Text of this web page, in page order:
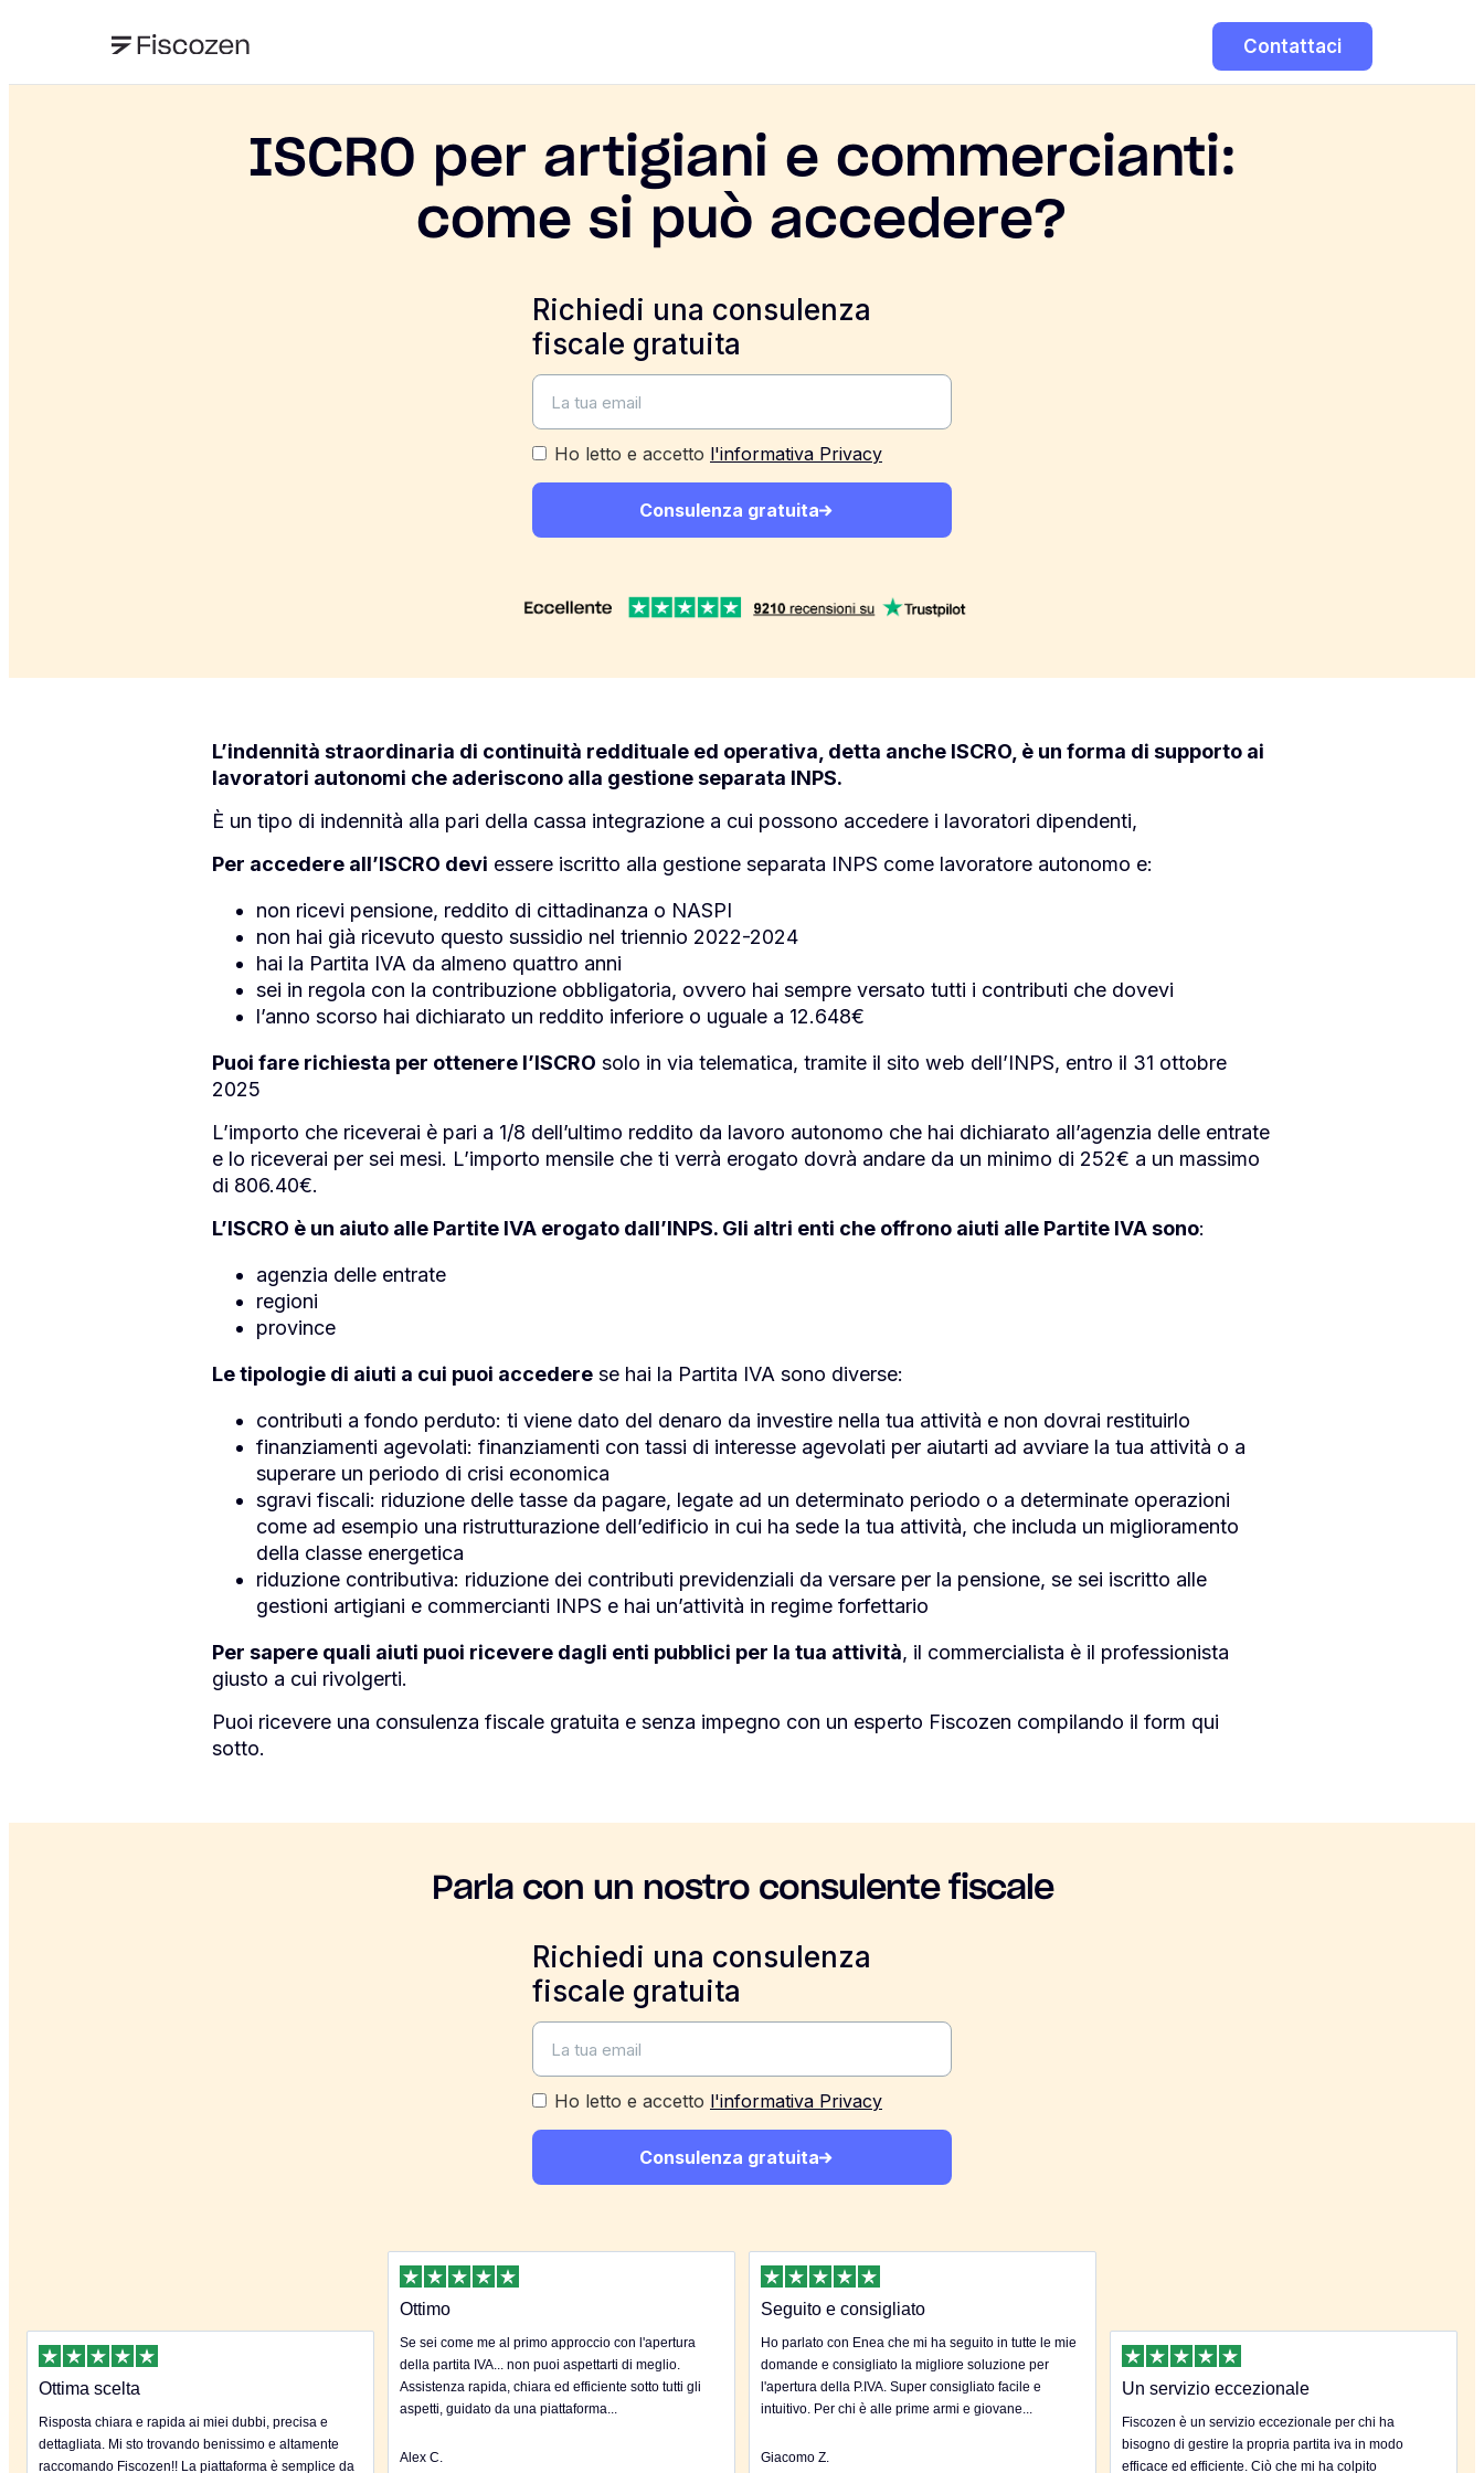
Contattaci
ISCRO per artigiani e commercianti:
come si può accedere?
Richiedi una consulenza
fiscale gratuita
Ho letto e accetto l'informativa Privacy
Consulenza gratuita
L’indennità straordinaria di continuità reddituale ed operativa, detta anche ISCRO, è un forma di supporto ai
lavoratori autonomi che aderiscono alla gestione separata INPS.
È un tipo di indennità alla pari della cassa integrazione a cui possono accedere i lavoratori dipendenti,
Per accedere all’ISCRO devi essere iscritto alla gestione separata INPS come lavoratore autonomo e:
non ricevi pensione, reddito di cittadinanza o NASPI
non hai già ricevuto questo sussidio nel triennio 2022-2024
hai la Partita IVA da almeno quattro anni
sei in regola con la contribuzione obbligatoria, ovvero hai sempre versato tutti i contributi che dovevi
l’anno scorso hai dichiarato un reddito inferiore o uguale a 12.648€
Puoi fare richiesta per ottenere l’ISCRO solo in via telematica, tramite il sito web dell’INPS, entro il 31 ottobre
2025
L’importo che riceverai è pari a 1/8 dell’ultimo reddito da lavoro autonomo che hai dichiarato all’agenzia delle entrate
e lo riceverai per sei mesi. L’importo mensile che ti verrà erogato dovrà andare da un minimo di 252€ a un massimo
di 806.40€.
L’ISCRO è un aiuto alle Partite IVA erogato dall’INPS. Gli altri enti che offrono aiuti alle Partite IVA sono:
agenzia delle entrate
regioni
province
Le tipologie di aiuti a cui puoi accedere se hai la Partita IVA sono diverse:
contributi a fondo perduto: ti viene dato del denaro da investire nella tua attività e non dovrai restituirlo
finanziamenti agevolati: finanziamenti con tassi di interesse agevolati per aiutarti ad avviare la tua attività o a
superare un periodo di crisi economica
sgravi fiscali: riduzione delle tasse da pagare, legate ad un determinato periodo o a determinate operazioni
come ad esempio una ristrutturazione dell’edificio in cui ha sede la tua attività, che includa un miglioramento
della classe energetica
riduzione contributiva: riduzione dei contributi previdenziali da versare per la pensione, se sei iscritto alle
gestioni artigiani e commercianti INPS e hai un’attività in regime forfettario
Per sapere quali aiuti puoi ricevere dagli enti pubblici per la tua attività, il commercialista è il professionista
giusto a cui rivolgerti.
Puoi ricevere una consulenza fiscale gratuita e senza impegno con un esperto Fiscozen compilando il form qui
sotto.
Parla con un nostro consulente fiscale
Richiedi una consulenza
fiscale gratuita
Ho letto e accetto l'informativa Privacy
Consulenza gratuita
Ottima scelta
Risposta chiara e rapida ai miei dubbi, precisa e
dettagliata. Mi sto trovando benissimo e altamente
raccomando Fiscozen!! La piattaforma è semplice da
Ottimo
Se sei come me al primo approccio con l'apertura
della partita IVA... non puoi aspettarti di meglio.
Assistenza rapida, chiara ed efficiente sotto tutti gli
aspetti, guidato da una piattaforma...
Alex C.
Seguito e consigliato
Ho parlato con Enea che mi ha seguito in tutte le mie
domande e consigliato la migliore soluzione per
l'apertura della P.IVA. Super consigliato facile e
intuitivo. Per chi è alle prime armi e giovane...
Giacomo Z.
Un servizio eccezionale
Fiscozen è un servizio eccezionale per chi ha
bisogno di gestire la propria partita iva in modo
efficace ed efficiente. Ciò che mi ha colpito